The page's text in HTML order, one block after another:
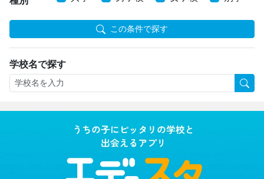
この条件で探す
学校名で探す